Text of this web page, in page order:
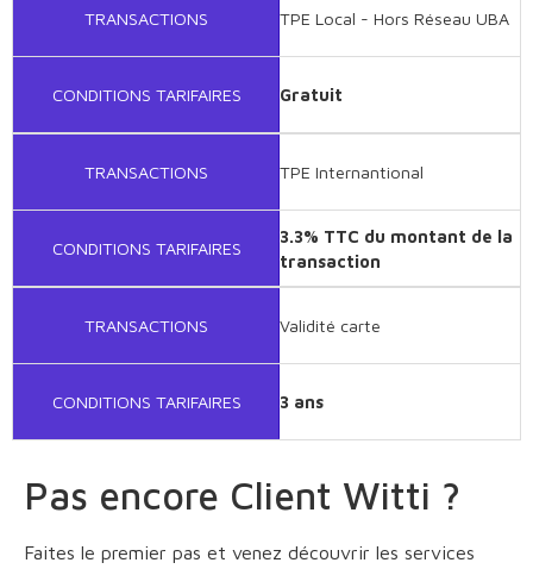
TRANSACTIONS TPE Local - Hors Réseau UBA
CONDITIONS TARIFAIRES Gratuit
TRANSACTIONS TPE Internantional
CONDITIONS TARIFAIRES
3.3% TTC du montant de la
transaction
TRANSACTIONS Validité carte
CONDITIONS TARIFAIRES 3 ans
Pas encore Client Witti ?
Faites le premier pas et venez découvrir les services